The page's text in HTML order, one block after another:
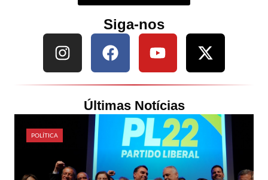
Siga-nos
Últimas Notícias
POLÍTICA